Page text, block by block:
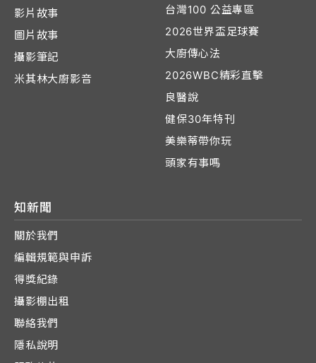
影片故事
圖片故事
攝影筆記
米其林大廚影音
台灣100 公益專區
2026世界盃足球賽
大廚傳心法
2026WBC精彩直擊
良醫說
健保30年特刊
美樂蒂帶你玩
頭家有事嗎
知新聞
關於我們
編輯規範與申訴
得獎紀錄
攝影棚出租
聯絡我們
隱私說明